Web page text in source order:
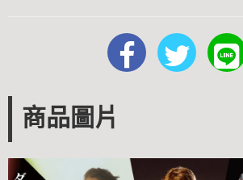
商品圖片